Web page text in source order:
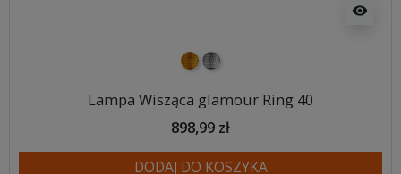
visibility
złotysrebrny
Lampa Wisząca glamour Ring 40
898,99 zł
DODAJ DO KOSZYKA